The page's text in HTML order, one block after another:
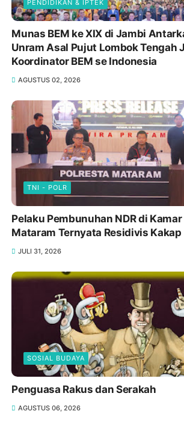
PENDIDIKAN & IPTEK
Munas BEM ke XIX di Jambi
Unram Asal Pujut Lombok Tengah
Koordinator BEM se Indonesia
AGUSTUS 02, 2026
TNI - POLR
Pelaku Pembunuhan NDR di
Mataram Ternyata Residivis Kakap
JULI 31, 2026
SOSIAL BUDAYA
Penguasa Rakus dan Serakah
AGUSTUS 06, 2026